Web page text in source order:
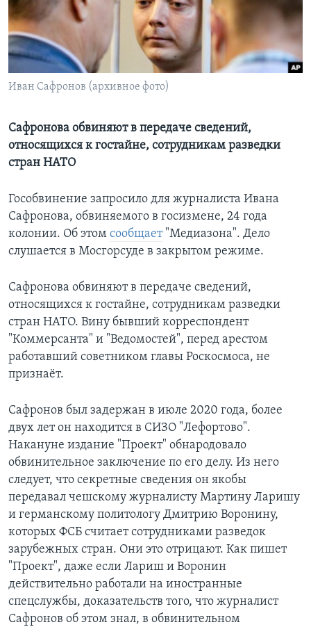
Learning English
СОЦИАЛЬНЫЕ СЕТИ
Языки
Иван Сафронов (архивное фото)
Сафронова обвиняют в передаче сведений,
относящихся к гостайне, сотрудникам разведки
стран НАТО
Гособвинение запросило для журналиста Ивана
Сафронова, обвиняемого в госизмене, 24 года
колонии. Об этом сообщает"Медиазона". Дело
слушается в Мосгорсуде в закрытом режиме.
Сафронова обвиняют в передаче сведений,
относящихся к гостайне, сотрудникам разведки
стран НАТО. Вину бывший корреспондент
"Коммерсанта" и "Ведомостей", перед арестом
работавший советником главы Роскосмоса, не
признаёт.
Сафронов был задержан в июле 2020 года, более
двух лет он находится в СИЗО "Лефортово".
Накануне издание "Проект" обнародовало
обвинительное заключение по его делу. Из него
следует, что секретные сведения он якобы
передавал чешскому журналисту Мартину Ларишу
и германскому политологу Дмитрию Воронину,
которых ФСБ считает сотрудниками разведок
зарубежных стран. Они это отрицают. Как пишет
"Проект", даже если Лариш и Воронин
действительно работали на иностранные
спецслужбы, доказательств того, что журналист
Сафронов об этом знал, в обвинительном